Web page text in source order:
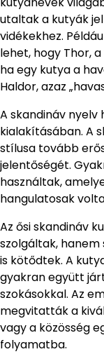
utaltak a kutyák
vidékekhez.
lehet, hogy Thor,
ha egy kutya a
Haldor, azaz
A skandináv
kialakításában. A
stílusa tovább
jelentőségét.
használtak,
hangulatosak
Az ősi skandináv
szolgáltak, hanem
is kötődtek. A
gyakran együtt
szokásokkal. Az
megvitatták a
vagy a közösség
folyamatba.